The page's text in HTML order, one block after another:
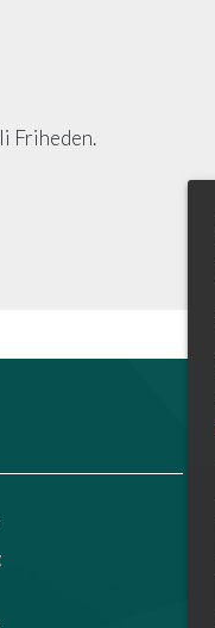
Friheden.